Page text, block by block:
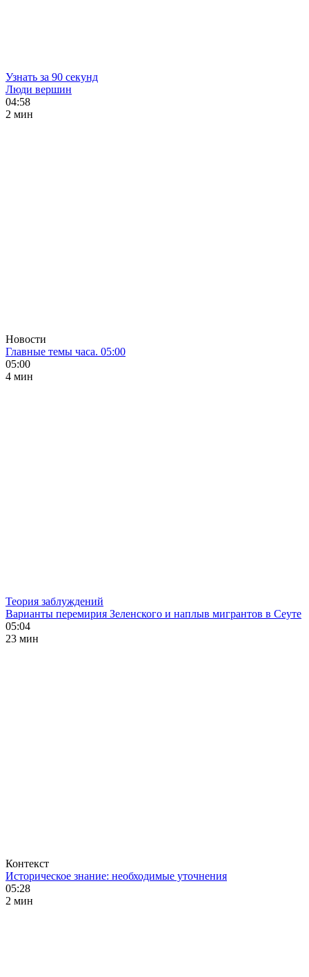
Узнать за 90 секунд
Люди вершин
04:58
2 мин
Новости
Главные темы часа. 05:00
05:00
4 мин
Теория заблуждений
Варианты перемирия Зеленского и наплыв мигрантов в Сеуте
05:04
23 мин
Контекст
Историческое знание: необходимые уточнения
05:28
2 мин